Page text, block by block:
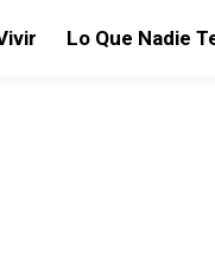
Lo Que Nadie